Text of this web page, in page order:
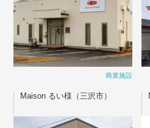
商業施設
Maison るい様（三沢市）